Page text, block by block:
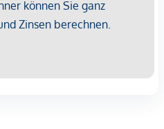
gute fußläufige